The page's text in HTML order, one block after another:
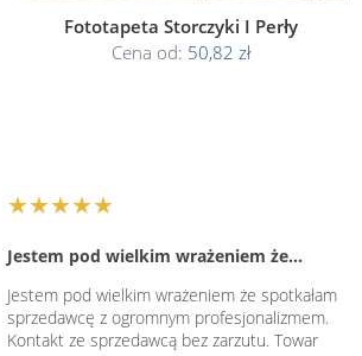
Fototapeta Storczyki I Perły
Cena od: 50,82 zł
★★★★★
Jestem pod wielkim wrażeniem że…
Jestem pod wielkim wrażeniem że spotkałam
sprzedawcę z ogromnym profesjonalizmem.
Kontakt ze sprzedawcą bez zarzutu. Towar